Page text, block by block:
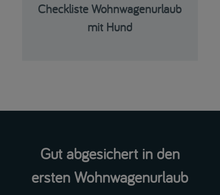
Checkliste Wohnwagenurlaub
mit Hund
Gut abgesichert in den
ersten Wohnwagenurlaub